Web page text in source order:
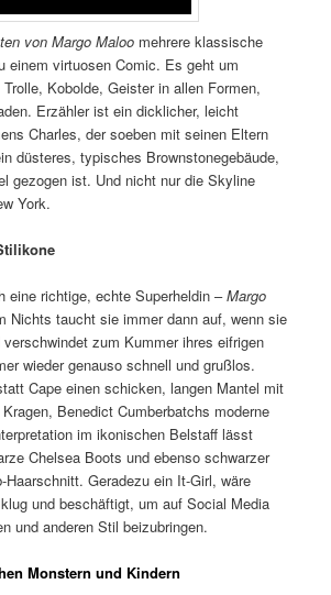
von Margo Maloo mehrere klassische
einem virtuosen Comic. Es geht um
Kobolde, Geister in allen Formen,
Erzähler ist ein dicklicher, leicht
Charles, der soeben mit seinen Eltern
düsteres, typisches Brownstonegebäude,
gezogen ist. Und nicht nur die Skyline
York.
eine richtige, echte Superheldin –Margo
Nichts taucht sie immer dann auf, wenn sie
zum Kummer ihres eifrigen
wieder genauso schnell und grußlos.
Cape einen schicken, langen Mantel mit
Benedict Cumberbatchs moderne
im ikonischen Belstaff lässt
Chelsea Boots und ebenso schwarzer
Haarschnitt. Geradezu ein It-Girl, wäre
und beschäftigt, um auf Social Media
und anderen Stil beizubringen.
Monstern und Kindern